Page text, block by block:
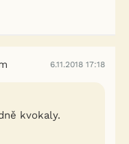
6.11.2018 17:18
kvokaly.